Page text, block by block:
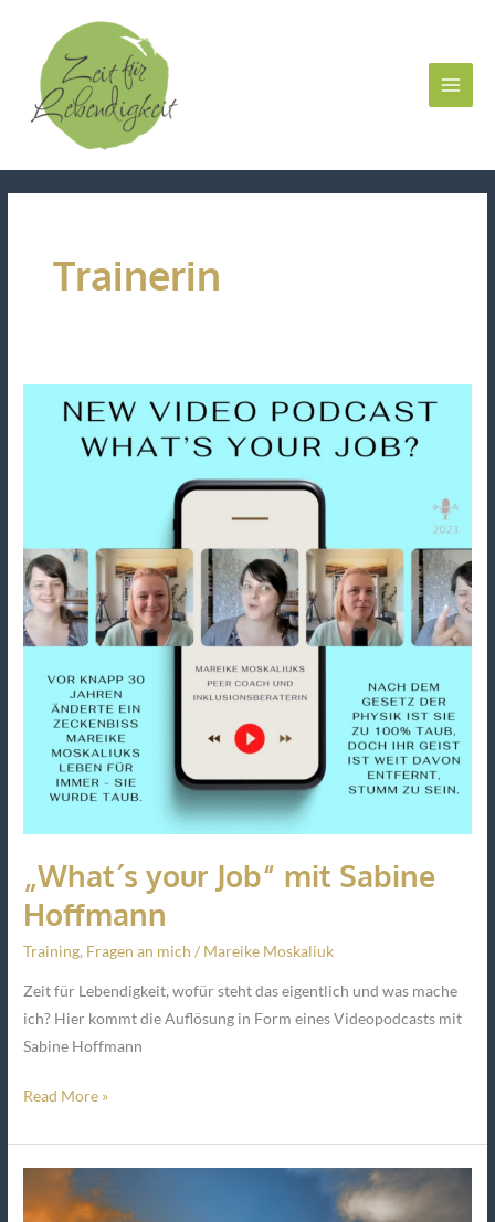
springen
Trainerin
„What´s your Job“ mit Sabine
Hoffmann
Training, Fragen an mich / Mareike Moskaliuk
Zeit für Lebendigkeit, wofür steht das eigentlich und was mache
ich? Hier kommt die Auflösung in Form eines Videopodcasts mit
Sabine Hoffmann
„What
Hoffmann
Read More »
EMPOWERMENT
Trainerin